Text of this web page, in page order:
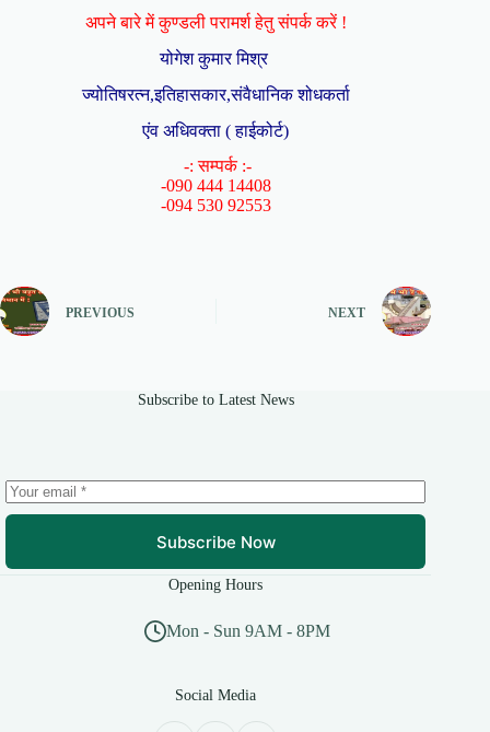
अपने बारे में कुण्डली परामर्श हेतु संपर्क करें !
योगेश कुमार मिश्र
ज्योतिषरत्न,इतिहासकार,संवैधानिक शोधकर्ता
एंव अधिवक्ता ( हाईकोर्ट)
-: सम्पर्क :-
-090 444 14408
-094 530 92553
PREVIOUS NEXT
Subscribe to Latest News
Subscribe Now
Opening Hours
Mon - Sun 9AM - 8PM
Social Media